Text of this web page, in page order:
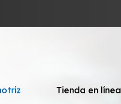
Tienda en línea